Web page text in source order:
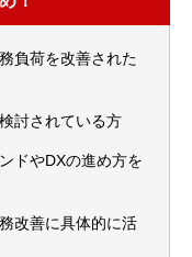
負荷を改善された
討されている方
ドやDXの進め方を
改善に具体的に活